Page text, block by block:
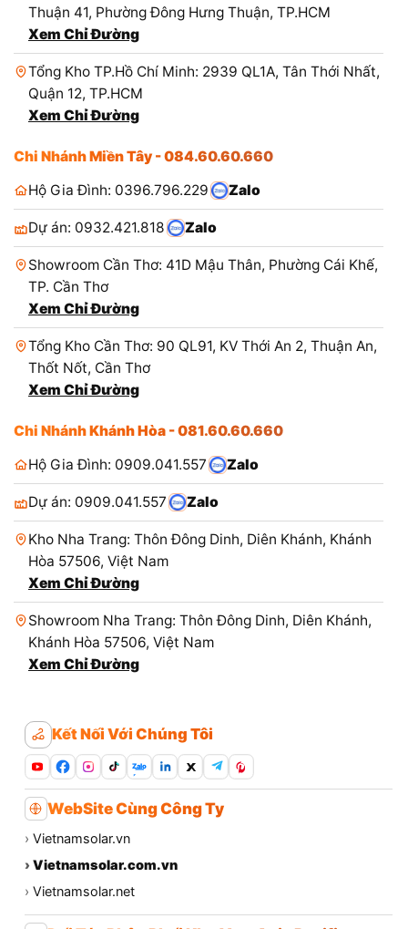
Thuận 41, Phường Đông Hưng Thuận, TP.HCM
Xem Chỉ Đường
Tổng Kho TP.Hồ Chí Minh: 2939 QL1A, Tân Thới Nhất,
Quận 12, TP.HCM
Xem Chỉ Đường
Chi Nhánh Miền Tây - 084.60.60.660
Hộ Gia Đình: 0396.796.229
Zalo
Dự án: 0932.421.818 Zalo
Showroom Cần Thơ: 41D Mậu Thân, Phường Cái Khế,
TP. Cần Thơ
Xem Chỉ Đường
Tổng Kho Cần Thơ: 90 QL91, KV Thới An 2, Thuận An,
Thốt Nốt, Cần Thơ
Xem Chỉ Đường
Chi Nhánh Khánh Hòa - 081.60.60.660
Hộ Gia Đình: 0909.041.557
Zalo
Dự án: 0909.041.557 Zalo
Kho Nha Trang: Thôn Đông Dinh, Diên Khánh, Khánh
Hòa 57506, Việt Nam
Xem Chỉ Đường
Showroom Nha Trang: Thôn Đông Dinh, Diên Khánh,
Khánh Hòa 57506, Việt Nam
Xem Chỉ Đường
Kết Nối Với Chúng Tôi
Zalo
WebSite Cùng Công Ty
› Vietnamsolar.vn
› Vietnamsolar.com.vn
› Vietnamsolar.net